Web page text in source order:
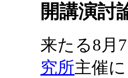
開講演討
来たる8月
究所主催